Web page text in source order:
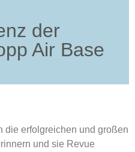
der
Air Base
die erfolgreichen und großen
und sie Revue